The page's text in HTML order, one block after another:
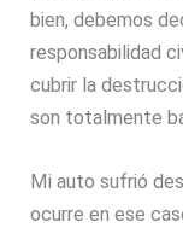
bien, debemos
responsabilidad
cubrir la
son totalmente
Mi auto sufrió
ocurre en ese